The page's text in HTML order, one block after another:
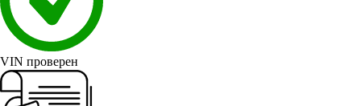
VIN проверен